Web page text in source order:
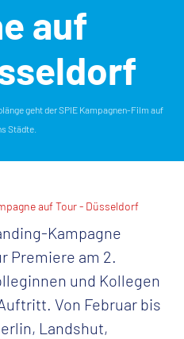
auf
geht der SPIE Kampagnen-Film auf
Städte.
auf Tour - Düsseldorf
Kampagne
Premiere am 2.
und Kollegen
Von Februar bis
Landshut,